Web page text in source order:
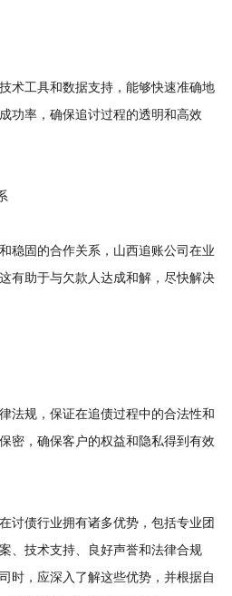
工具和数据支持，能够快速准确地
功率，确保追讨过程的透明和高效
固的合作关系，山西追账公司在业
有助于与欠款人达成和解，尽快解决
规，保证在追债过程中的合法性和
密，确保客户的权益和隐私得到有效
债行业拥有诸多优势，包括专业团
、技术支持、良好声誉和法律合规
时，应深入了解这些优势，并根据自